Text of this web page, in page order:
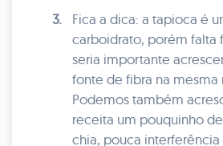
3.
Fica a dica: a tapioca é
carboidrato, porém falta
seria importante
fonte de fibra na mesma
Podemos também
receita um pouquinho
chia, pouca interferência